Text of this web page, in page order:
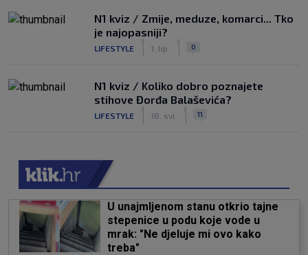
N1 kviz / Zmije, meduze, komarci... Tko
je najopasniji?
LIFESTYLE 1. lip. 0
N1 kviz / Koliko dobro poznajete
stihove Đorđa Balaševića?
LIFESTYLE 18. svi. 11
U unajmljenom stanu otkrio tajne
stepenice u podu koje vode u
mrak: "Ne djeluje mi ovo kako
treba"